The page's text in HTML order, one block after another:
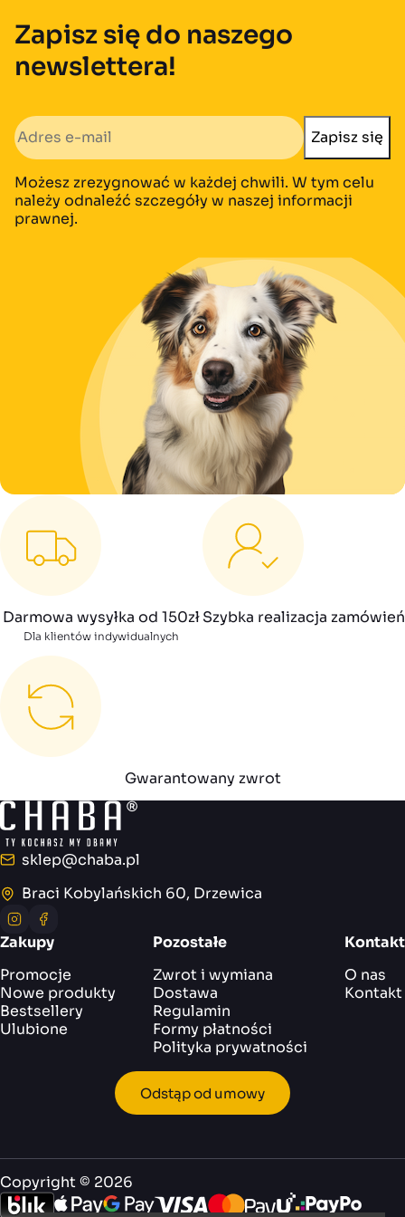
Zapisz się do naszego
newslettera!
Możesz zrezygnować w każdej chwili. W tym celu
należy odnaleźć szczegóły w naszej informacji
prawnej.
Darmowa wysyłka od 150zł
Dla klientów indywidualnych
Szybka realizacja zamówień
Gwarantowany zwrot
E-mailsklep@chaba.pl
AdresBraci Kobylańskich 60, Drzewica
Instagram
Facebook
Zakupy
Promocje
Nowe produkty
Bestsellery
Ulubione
Pozostałe
Zwrot i wymiana
Dostawa
Regulamin
Formy płatności
Polityka prywatności
Kontakt
O nas
Kontakt
Odstąp od umowy
Copyright © 2026